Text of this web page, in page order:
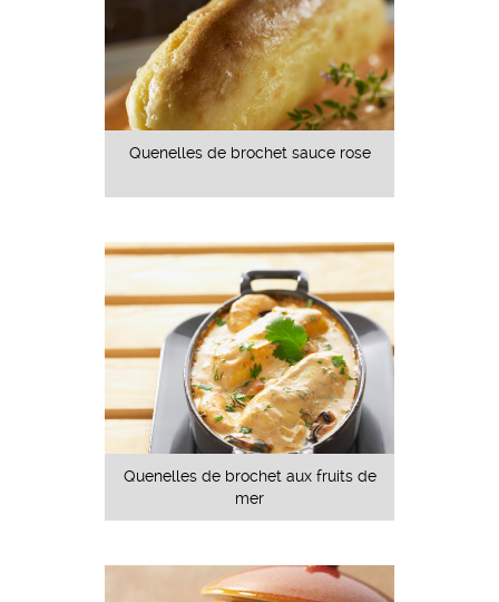
Quenelles de brochet sauce rose
Quenelles de brochet aux fruits de
mer